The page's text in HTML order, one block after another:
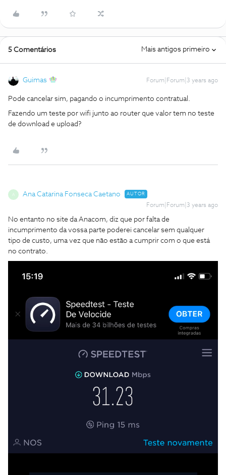
5 Comentários Mais antigos primeiro
Guimas Forum|Forum|3 years ago
Pode cancelar sim, pagando o incumprimento contratual.
Fazendo um teste por wifi junto ao router que valor tem no teste
de download e upload?
A Ana Catarina Fonseca Caetano AUTOR
Forum|Forum|3 years ago
No entanto no site da Anacom, diz que por falta de
incumprimento da vossa parte poderei cancelar sem qualquer
tipo de custo, uma vez que não estão a cumprir com o que está
no contrato.